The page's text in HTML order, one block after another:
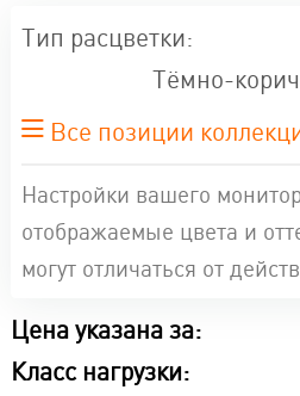
Тип расцветки:
Тёмно-
Все позиции
Настройки вашего
отображаемые цвета и
могут отличаться от
Цена указана за:
Класс нагрузки: